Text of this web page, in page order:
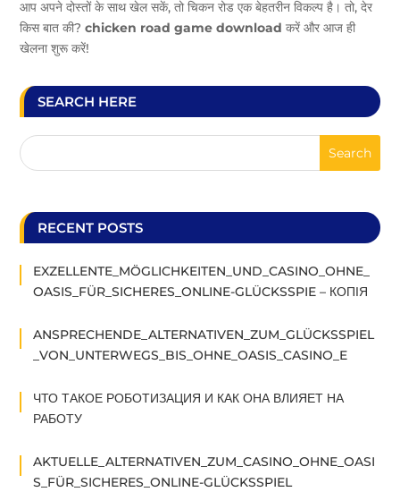
आप अपने दोस्तों के साथ खेल सकें, तो चिकन रोड एक बेहतरीन विकल्प है। तो, देर
किस बात की?chicken road game download करें और आज ही
खेलना शुरू करें!
SEARCH HERE
RECENT POSTS
EXZELLENTE_MÖGLICHKEITEN_UND_CASINO_OHNE_
OASIS_FÜR_SICHERES_ONLINE-GLÜCKSSPIE – КОПІЯ
ANSPRECHENDE_ALTERNATIVEN_ZUM_GLÜCKSSPIEL
_VON_UNTERWEGS_BIS_OHNE_OASIS_CASINO_E
ЧТО ТАКОЕ РОБОТИЗАЦИЯ И КАК ОНА ВЛИЯЕТ НА
РАБОТУ
AKTUELLE_ALTERNATIVEN_ZUM_CASINO_OHNE_OASI
S_FÜR_SICHERES_ONLINE-GLÜCKSSPIEL